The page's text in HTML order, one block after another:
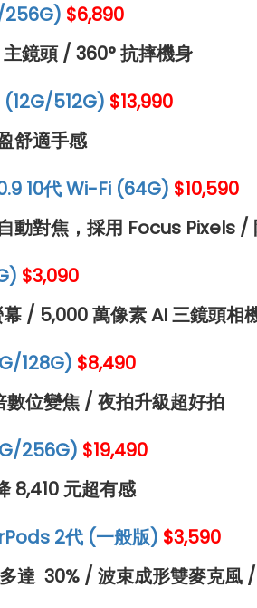
256G) $6,890
鏡頭 / 360° 抗摔機身
(12G/512G) $13,990
舒適手感
10代 Wi-Fi (64G) $10,590
動對焦，採用 Focus Pixels /
$3,090
/ 5,000 萬像素 AI 三鏡頭相
128G) $8,490
數位變焦 / 夜拍升級超好拍
256G) $19,490
8,410 元超有感
2代 (一般版) $3,590
達 30% / 波束成形雙麥克風